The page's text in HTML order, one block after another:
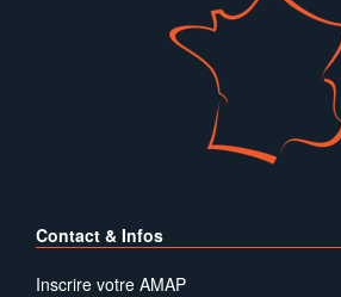
Contact & Infos
Inscrire votre AMAP